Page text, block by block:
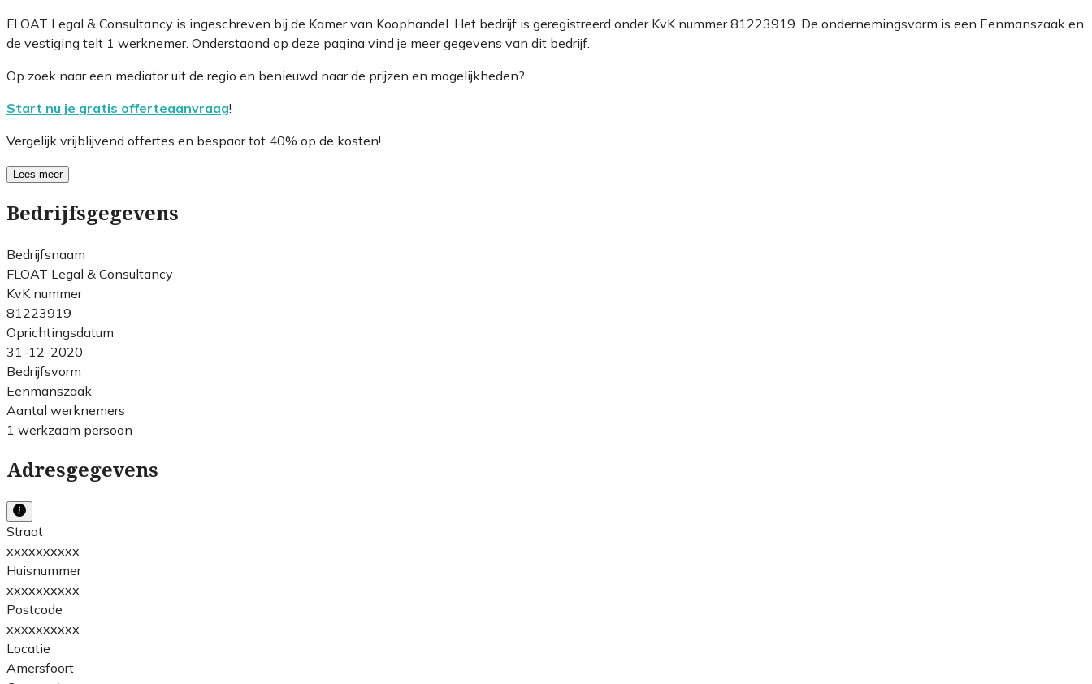
FLOAT Legal & Consultancy is ingeschreven bij de Kamer van Koophandel. Het bedrijf is geregistreerd onder KvK nummer 81223919. De ondernemingsvorm is een Eenmanszaak en
de vestiging telt 1 werknemer. Onderstaand op deze pagina vind je meer gegevens van dit bedrijf.
Op zoek naar een mediator uit de regio en benieuwd naar de prijzen en mogelijkheden?
Start nu je gratis offerteaanvraag!
Vergelijk vrijblijvend offertes en bespaar tot 40% op de kosten!
Lees meer
Bedrijfsgegevens
Bedrijfsnaam
FLOAT Legal & Consultancy
KvK nummer
81223919
Oprichtingsdatum
31-12-2020
Bedrijfsvorm
Eenmanszaak
Aantal werknemers
1 werkzaam persoon
Adresgegevens
Straat
xxxxxxxxxx
Huisnummer
xxxxxxxxxx
Postcode
xxxxxxxxxx
Locatie
Amersfoort